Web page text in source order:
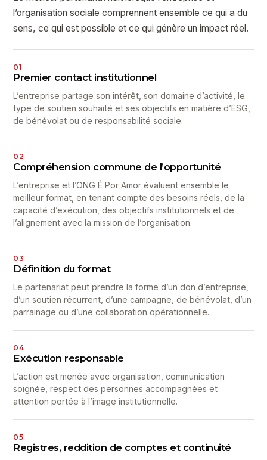
l’organisation sociale comprennent ensemble ce qui a du
sens, ce qui est possible et ce qui génère un impact réel.
01
Premier contact institutionnel
L’entreprise partage son intérêt, son domaine d’activité, le
type de soutien souhaité et ses objectifs en matière d’ESG,
de bénévolat ou de responsabilité sociale.
02
Compréhension commune de l’opportunité
L’entreprise et l’ONG É Por Amor évaluent ensemble le
meilleur format, en tenant compte des besoins réels, de la
capacité d’exécution, des objectifs institutionnels et de
l’alignement avec la mission de l’organisation.
03
Définition du format
Le partenariat peut prendre la forme d’un don d’entreprise,
d’un soutien récurrent, d’une campagne, de bénévolat, d’un
parrainage ou d’une collaboration opérationnelle.
04
Exécution responsable
L’action est menée avec organisation, communication
soignée, respect des personnes accompagnées et
attention portée à l’image institutionnelle.
05
Registres, reddition de comptes et continuité